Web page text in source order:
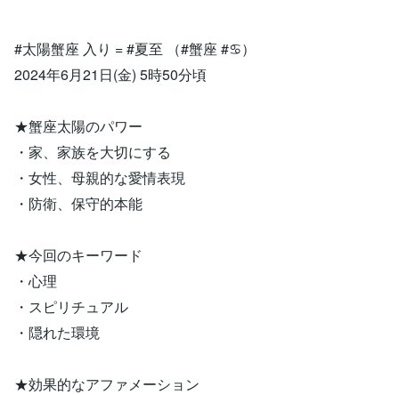
#太陽蟹座 入り = #夏至 （#蟹座 #♋）
2024年6月21日(金) 5時50分頃
★蟹座太陽のパワー
・家、家族を大切にする
・女性、母親的な愛情表現
・防衛、保守的本能
★今回のキーワード
・心理
・スピリチュアル
・隠れた環境
★効果的なアファメーション